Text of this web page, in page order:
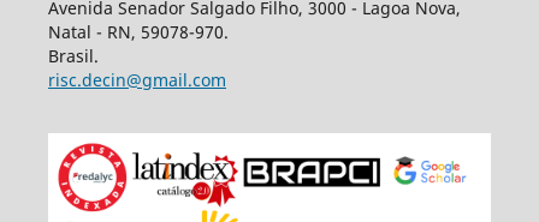
Avenida Senador Salgado Filho, 3000 - Lagoa Nova,
Natal - RN, 59078-970.
Brasil.
risc.decin@gmail.com